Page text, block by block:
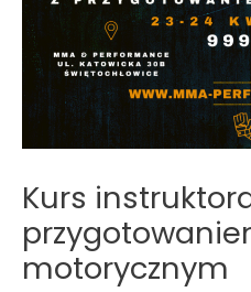
Kurs
motorycznym